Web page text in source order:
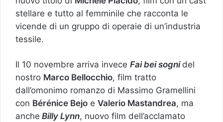
stellare e tutto al femminile che racconta le
vicende di un gruppo di operaie di un’industria
tessile.
Il 10 novembre arriva invece Fai bei sogni del
nostro Marco Bellocchio, film tratto
dall’omonimo romanzo di Massimo Gramellini
con Bérénice Bejo e Valerio Mastandrea, ma
anche Billy Lynn, nuovo film dell’acclamato